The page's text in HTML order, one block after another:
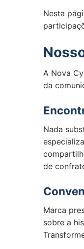
Nesta
A Nova
da
Nada
de
Marca
sobre a